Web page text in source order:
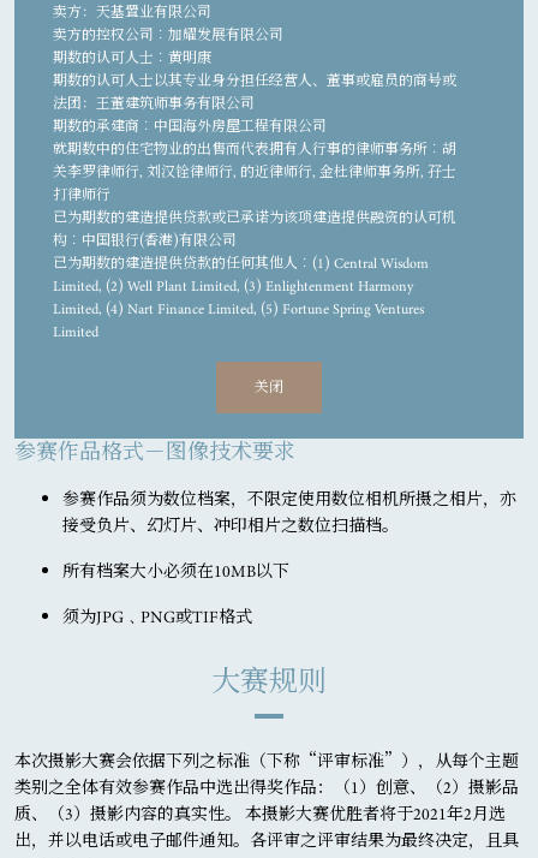
卖方：天基置业有限公司
卖方的控权公司︰加耀发展有限公司
期数的认可人士︰黄明康
期数的认可人士以其专业身分担任经营人、董事或雇员的商号或
法团：王董建筑师事务有限公司
期数的承建商︰中国海外房屋工程有限公司
就期数中的住宅物业的出售而代表拥有人行事的律师事务所︰胡
关李罗律师行, 刘汉铨律师行, 的近律师行, 金杜律师事务所, 孖士
打律师行
已为期数的建造提供贷款或已承诺为该项建造提供融资的认可机
构︰中国银行(香港)有限公司
已为期数的建造提供贷款的任何其他人︰(1) Central Wisdom
Limited, (2) Well Plant Limited, (3) Enlightenment Harmony
Limited, (4) Nart Finance Limited, (5) Fortune Spring Ventures
Limited
（“关键日期”指批地文件的条件就期数而获符合的日期。预计
关键日期是受到买卖合约所允许的任何延期所规限的。）
本广告及其内容仅供参考，并不构成亦不得诠释成作出任何不论
明示或隐含之合约条款、要约、陈述、承诺或保证（不论是否有
之建筑图则及其他图则、设计、装置、装修物料及设备等。装
置、装修物料及设备之提供以卖买合约条款作准。发展项目或期
边地区日后可能出现改变。住宅物业市场情况不时变化，准买方
于何时购买任何住宅物业，于任何情况或时间，准买方绝不应以
定购买或于何时购买任何住宅物业。卖方建议准买方参阅有关售
楼说明书，以了解发展项目或期数的资料。详情请参阅售楼说明
书。(注：售楼说明书于本广告的最后更新日期时尚未提供予公
止，期数的预售楼花同意书尚待批出。
最後更新日期: 2020年6月11日
关闭
作品提交
相片上载
征件截止当日（21/02/2021），参赛者必需为16岁或以上。
所有参加者必须确保作品质素符合大赛规则之标准。上载作品
前，请先阅读大赛规则。
成功递交作品的参赛者将获得确认电邮以作通知。
每位参加者提交作品次数不限，唯每张照片只可提交一次，重
覆递交将会被自动取消参加资格。每位参加者最多只可获得一
参赛作品格式－图像技术要求
参赛作品须为数位档案，不限定使用数位相机所摄之相片，亦
接受负片、幻灯片、冲印相片之数位扫描档。
所有档案大小必须在10MB以下
须为JPG﹑PNG或TIF格式
大赛规则
本次摄影大赛会依据下列之标准（下称“评审标准”），从每个主题
类别之全体有效参赛作品中选出得奖作品：（1）创意、（2）摄影品
质、（3）摄影内容的真实性。 本摄影大赛优胜者将于2021年2月选
出，并以电话或电子邮件通知。各评审之评审结果为最终决定，且具